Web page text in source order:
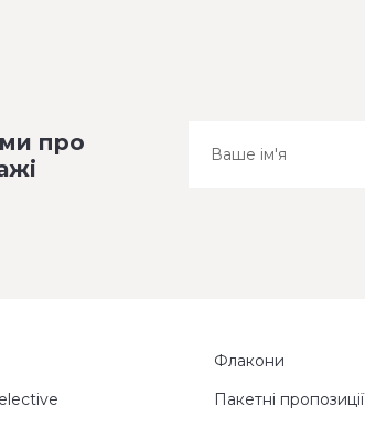
про
Флакони
Пакетні пропозиції